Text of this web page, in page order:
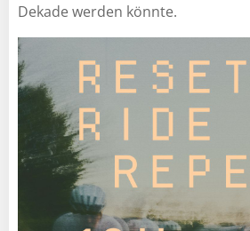
Dekade werden könnte.